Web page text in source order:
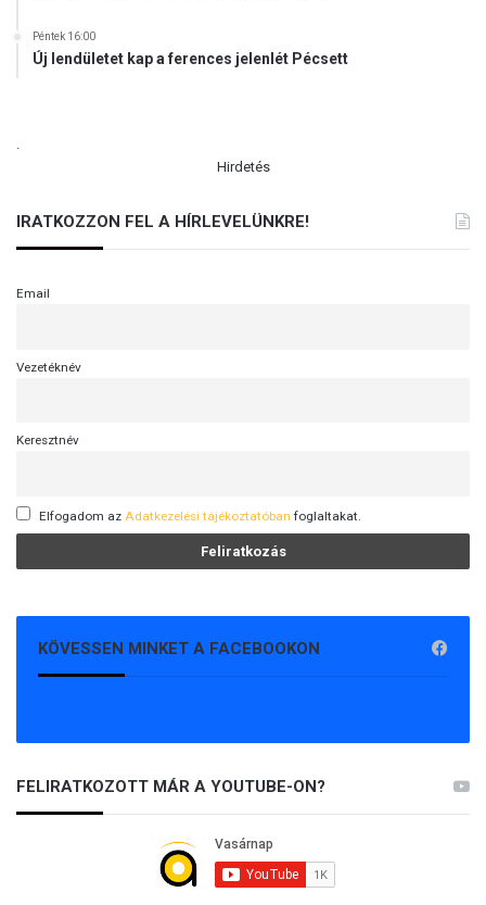
Péntek 16:00
Új lendületet kap a ferences jelenlét Pécsett
.
Hirdetés
IRATKOZZON FEL A HÍRLEVELÜNKRE!
Email
Vezetéknév
Keresztnév
Elfogadom az Adatkezelési tájékoztatóban foglaltakat.
KÖVESSEN MINKET A FACEBOOKON
FELIRATKOZOTT MÁR A YOUTUBE-ON?